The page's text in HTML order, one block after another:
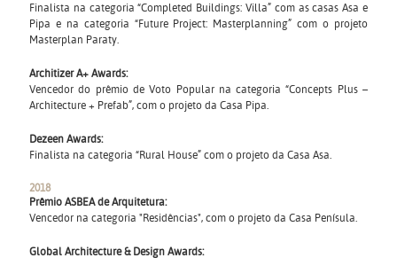
Finalista na categoria “Completed Buildings: Villa” com as casas Asa e
Pipa e na categoria “Future Project: Masterplanning” com o projeto
Masterplan Paraty.
Architizer A+ Awards:
Vencedor do prêmio de Voto Popular na categoria “Concepts Plus –
Architecture + Prefab”, com o projeto da Casa Pipa.
Dezeen Awards:
Finalista na categoria “Rural House” com o projeto da Casa Asa.
2018
Prêmio ASBEA de Arquitetura:
Vencedor na categoria "Residências", com o projeto da Casa Penísula.
Global Architecture & Design Awards: